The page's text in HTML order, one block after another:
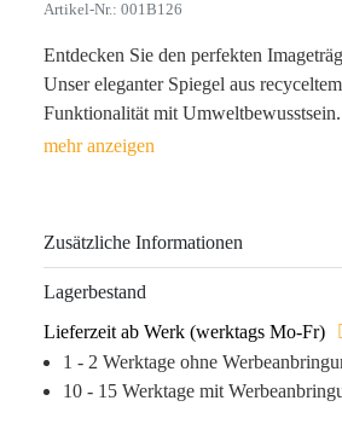
Artikel-Nr.: 001B126
Entdecken Sie den perfekten
Unser eleganter Spiegel aus
Funktionalität mit
Maßen von 7 x 11 cm und einem
Durch den hochwertigen
langfristige Sichtbarkeit Ihres Logos –
nie im Müll. Der nachhaltige Charakter
Ihr Engagement für Umweltschutz,
Zusätzliche Informationen
Lagerbestand
Lieferzeit ab Werk (werktags Mo-Fr)
1 - 2 Werktage ohne
10 - 15 Werktage mit